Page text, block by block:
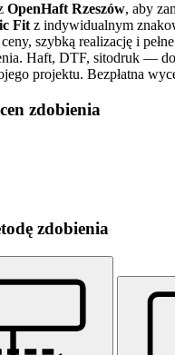
OpenHaft Rzeszów, aby
Fit z indywidualnym
szybką realizację i
Haft, DTF, sitodruk —
projektu. Bezpłatna
zdobienia
zdobienia